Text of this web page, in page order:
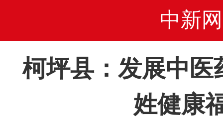
中新网
柯坪县：发展中医
姓健康